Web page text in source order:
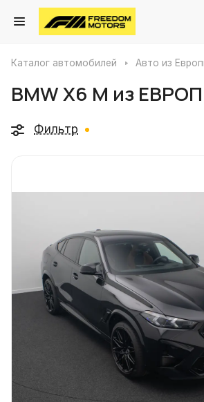
Каталог автомобилей Авто из
BMW X6 M из
Фильтр